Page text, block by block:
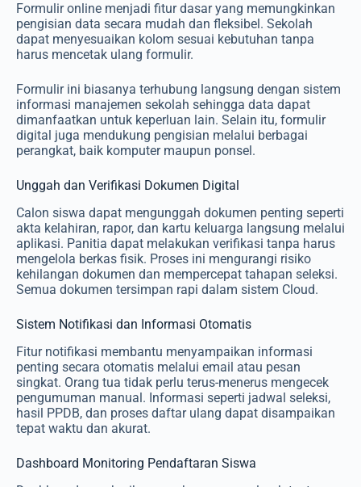
Formulir online menjadi fitur dasar yang memungkinkan
pengisian data secara mudah dan fleksibel. Sekolah
dapat menyesuaikan kolom sesuai kebutuhan tanpa
harus mencetak ulang formulir.
Formulir ini biasanya terhubung langsung dengan sistem
informasi manajemen sekolah sehingga data dapat
dimanfaatkan untuk keperluan lain. Selain itu, formulir
digital juga mendukung pengisian melalui berbagai
perangkat, baik komputer maupun ponsel.
Unggah dan Verifikasi Dokumen Digital
Calon siswa dapat mengunggah dokumen penting seperti
akta kelahiran, rapor, dan kartu keluarga langsung melalui
aplikasi. Panitia dapat melakukan verifikasi tanpa harus
mengelola berkas fisik. Proses ini mengurangi risiko
kehilangan dokumen dan mempercepat tahapan seleksi.
Semua dokumen tersimpan rapi dalam sistem Cloud.
Sistem Notifikasi dan Informasi Otomatis
Fitur notifikasi membantu menyampaikan informasi
penting secara otomatis melalui email atau pesan
singkat. Orang tua tidak perlu terus-menerus mengecek
pengumuman manual. Informasi seperti jadwal seleksi,
hasil PPDB, dan proses daftar ulang dapat disampaikan
tepat waktu dan akurat.
Dashboard Monitoring Pendaftaran Siswa